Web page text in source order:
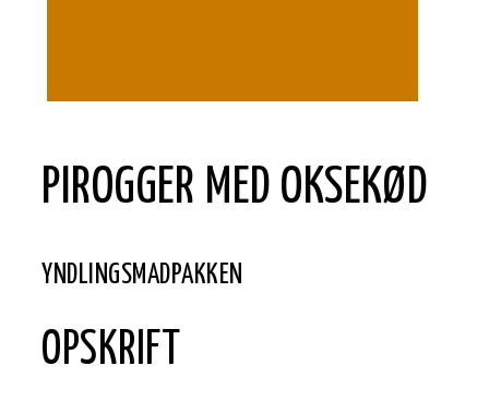
PIROGGER MED OKSEKØD
YNDLINGSMADPAKKEN
OPSKRIFT